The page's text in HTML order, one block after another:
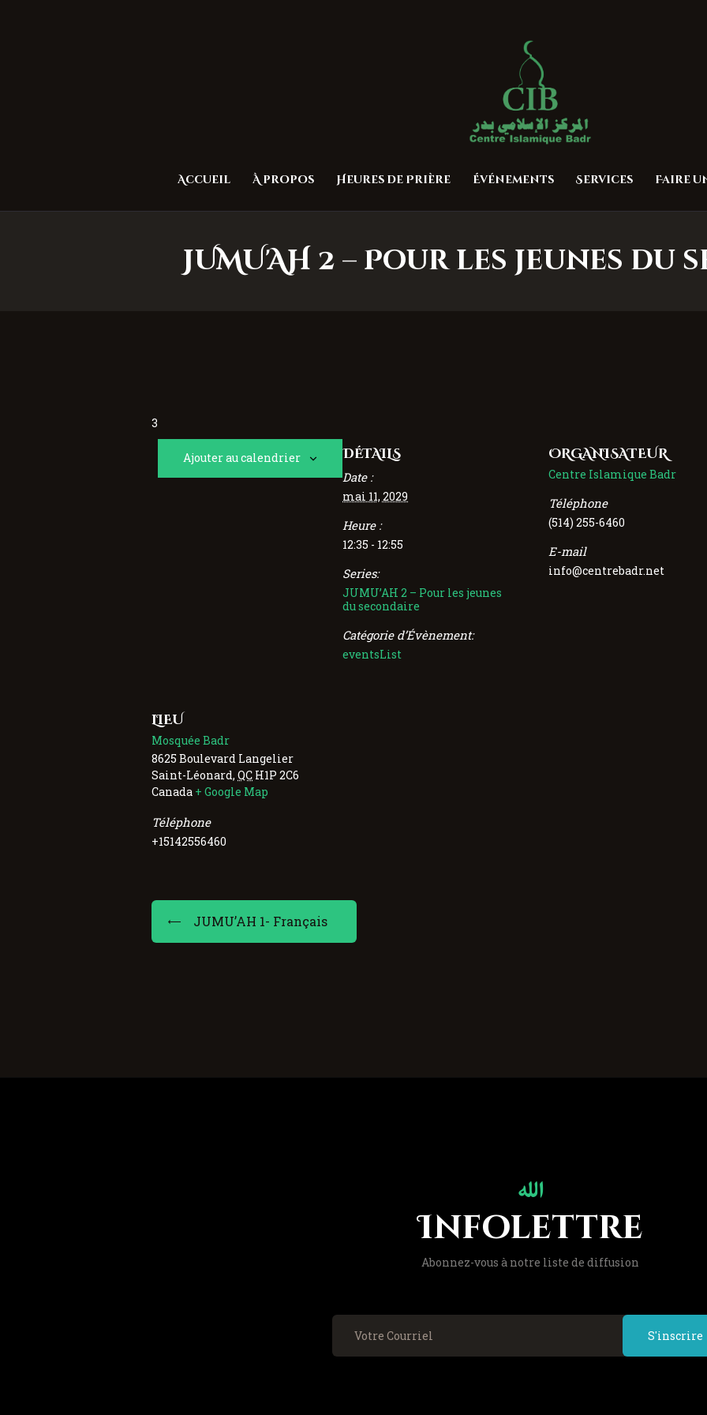
Accueil À propos Heures de Prière Événements Services Faire
JUMU'AH 2 – Pour les jeunes du
Centre Islamique Badr
Heures de Prière
Événements
Faire un don
3
Ajouter au calendrier DÉTAILS
Date :
mai 11, 2029
Heure :
12:35 - 12:55
Series:
JUMU’AH 2 – Pour les jeunes
du secondaire
Catégorie d’Évènement:
eventsList
ORGANISATEUR
Centre Islamique Badr
Téléphone
(514) 255-6460
E-mail
info@centrebadr.net
LIEU
Mosquée Badr
8625 Boulevard Langelier
Saint-Léonard, QC H1P 2C6
Canada + Google Map
Téléphone
+15142556460
JUMU’AH 1- Français
Infolettre
Abonnez-vous à notre liste de diffusion
S'inscrire